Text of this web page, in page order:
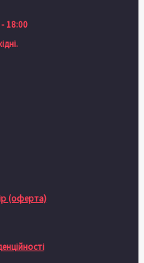
18:00
(оферта)